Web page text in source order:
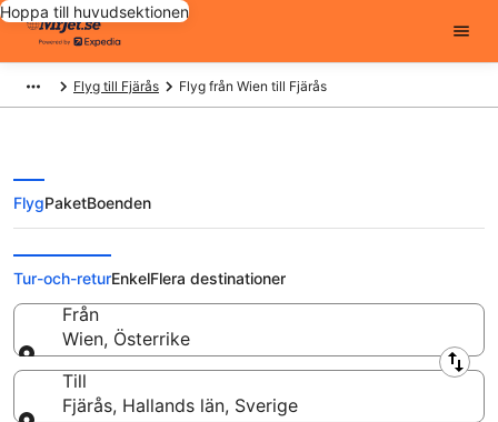
Hoppa till huvudsektionen
Flyg till Fjärås Flyg från Wien till Fjärås
Flyg från Wien till Fjärås från
FlygPaketBoenden
Tur-och-returEnkelFlera destinationer
Från
Wien, Österrike
Från
Till
Fjärås, Hallands län, Sverige